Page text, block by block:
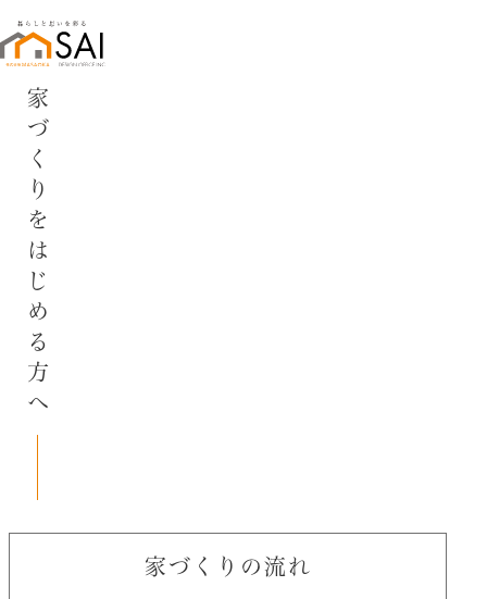
家づくりをはじめる方へ
家づくりの流れ